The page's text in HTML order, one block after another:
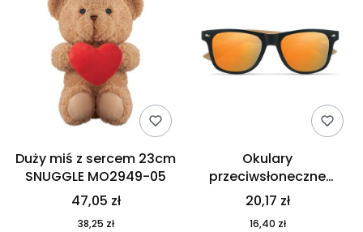
Duży miś z sercem 23cm
SNUGGLE MO2949-05
47,05 zł
38,25 zł
Okulary
przeciwsłoneczne
CALIFORNIA TOUCH
MO9617-10
20,17 zł
16,40 zł